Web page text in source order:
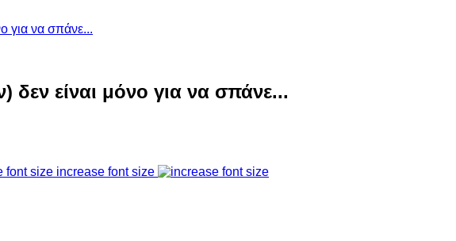
είναι μόνο για να σπάνε...
increase font size